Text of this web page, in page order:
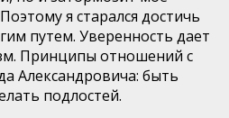
я старался достичь
путем. Уверенность дает
Принципы отношений с
Александровича: быть
подлостей.